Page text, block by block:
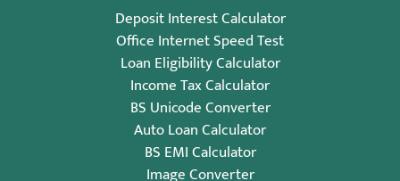
Deposit Interest Calculator
Office Internet Speed Test
Loan Eligibility Calculator
Income Tax Calculator
BS Unicode Converter
Auto Loan Calculator
BS EMI Calculator
Image Converter